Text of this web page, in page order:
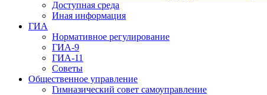
Доступная среда
Иная информация
ГИА
Нормативное регулирование
ГИА-9
ГИА-11
Советы
Общественное управление
Гимназический совет самоуправление